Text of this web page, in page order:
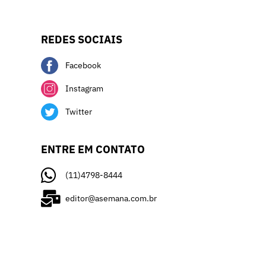
REDES SOCIAIS
Facebook
Instagram
Twitter
ENTRE EM CONTATO
(11)4798-8444
editor@asemana.com.br